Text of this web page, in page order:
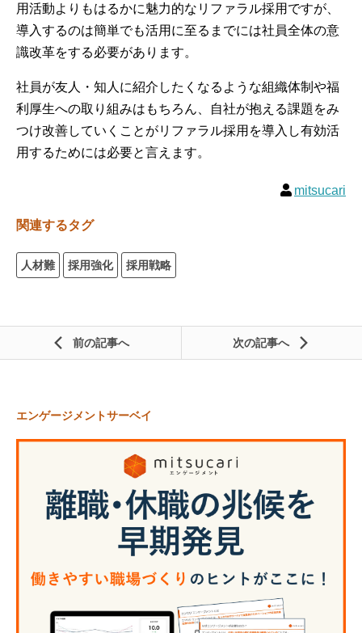
用活動よりもはるかに魅力的なリファラル採用ですが、
導入するのは簡単でも活用に至るまでには社員全体の意
識改革をする必要があります。
社員が友人・知人に紹介したくなるような組織体制や福
利厚生への取り組みはもちろん、自社が抱える課題をみ
つけ改善していくことがリファラル採用を導入し有効活
用するためには必要と言えます。
mitsucari
関連するタグ
人材難 採用強化 採用戦略
前の記事 次の記事
エンゲージメントサーベイ